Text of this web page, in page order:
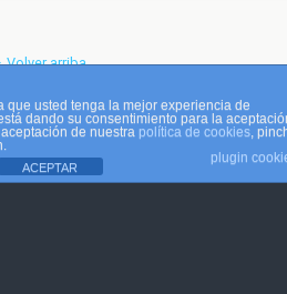
Volver arriba
Escritorio
que usted tenga la mejor experiencia de
dando su consentimiento para la
de nuestra política de cookies,
plugin
ACEPTAR